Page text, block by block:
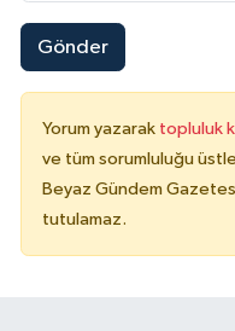
Gönder
Yorum yazarak topluluk
ve tüm sorumluluğu
Beyaz Gündem
tutulamaz.